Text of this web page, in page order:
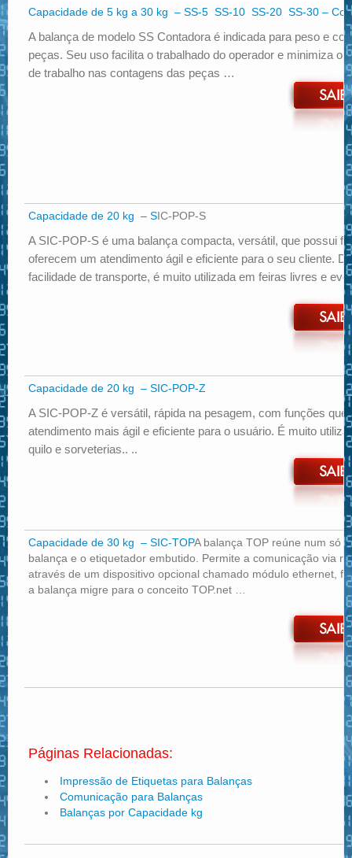
Capacidade de 5 kg a 30 kg – SS-5 SS-10 SS-20 SS-30 –
A balança de modelo SS Contadora é indicada para peso e
peças. Seu uso facilita o trabalhado do operador e minimiza o
de trabalho nas contagens das peças …
Capacidade de 20 kg – SIC-POP-S
A SIC-POP-S é uma balança compacta, versátil, que possui
oferecem um atendimento ágil e eficiente para o seu cliente.
facilidade de transporte, é muito utilizada em feiras livres e
Capacidade de 20 kg – SIC-POP-Z
A SIC-POP-Z é versátil, rápida na pesagem, com funções que
atendimento mais ágil e eficiente para o usuário. É muito
quilo e sorveterias.. ..
Capacidade de 30 kg – SIC-TOPA balança TOP reúne num só
balança e o etiquetador embutido. Permite a comunicação via
através de um dispositivo opcional chamado módulo ethernet,
a balança migre para o conceito TOP.net …
Páginas Relacionadas:
Impressão de Etiquetas para Balanças
Comunicação para Balanças
Balanças por Capacidade kg